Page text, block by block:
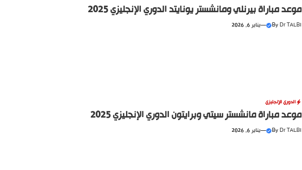
موعد مباراة بيرنلي ومانشستر يونايتد الدوري الإنجليزي 2025
By Dr TALBI
—يناير 6, 2026
الدوري الإنجليزي
موعد مباراة مانشستر سيتي وبرايتون الدوري الإنجليزي 2025
By Dr TALBI
—يناير 6, 2026